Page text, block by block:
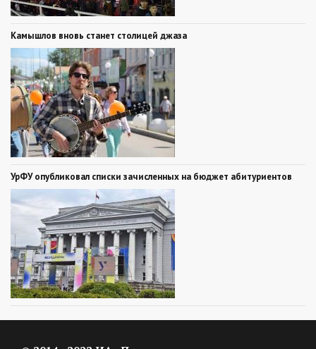
Камышлов вновь станет столицей джаза
УрФУ опубликовал списки зачисленных на бюджет абитуриентов